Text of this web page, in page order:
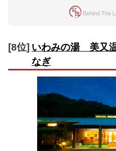
Behind The
[8位] いわみの湯 美又
なぎ